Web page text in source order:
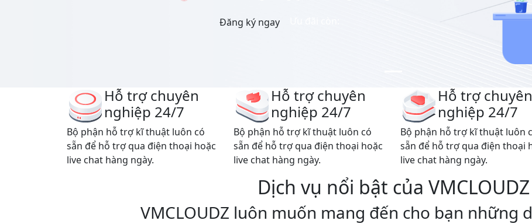
Đăng ký ngay
Hỗ trợ chuyên
nghiệp 24/7
Bộ phận hỗ trợ kĩ thuật luôn có
sẵn để hỗ trợ qua điện thoại hoặc
live chat hàng ngày.
Hỗ trợ chuyên
nghiệp 24/7
Bộ phận hỗ trợ kĩ thuật luôn có
sẵn để hỗ trợ qua điện thoại hoặc
live chat hàng ngày.
Hỗ trợ chuyên
nghiệp 24/7
Bộ phận hỗ trợ kĩ thuật luôn
sẵn để hỗ trợ qua điện thoại
live chat hàng ngày.
Dịch vụ nổi bật của VMCLOUDZ
VMCLOUDZ luôn muốn mang đến cho bạn những